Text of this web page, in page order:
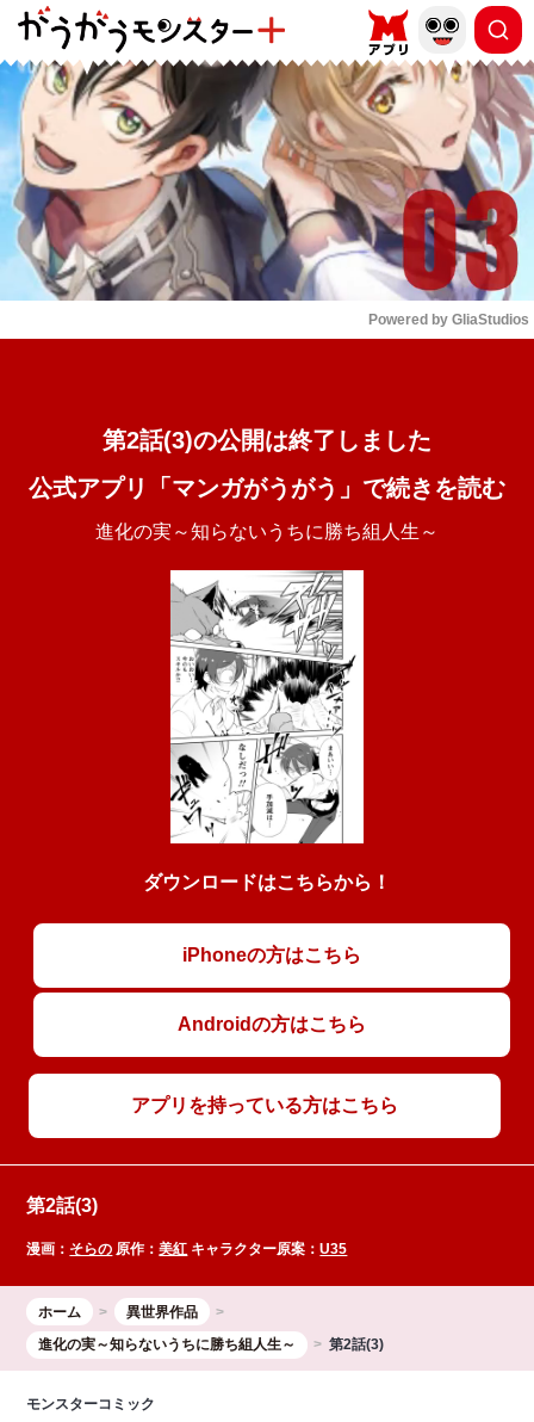
もっと読む
Powered by GliaStudios
第2話(3)の公開は終了しました
公式アプリ「マンガがうがう」で続きを読む
進化の実～知らないうちに勝ち組人生～
ダウンロードはこちらから！
iPhoneの方はこちら
Androidの方はこちら
アプリを持っている方はこちら
第2話(3)
漫画： そらの 原作：美紅 キャラクター原案：U35
ホーム
異世界作品
進化の実～知らないうちに勝ち組人生～
第2話(3)
モンスターコミック